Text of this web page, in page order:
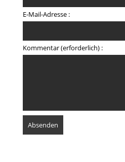
E-Mail-Adresse :
Kommentar (erforderlich) :